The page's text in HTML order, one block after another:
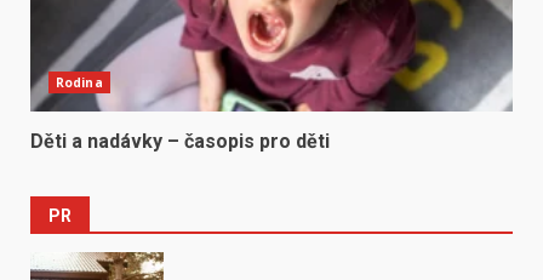
Rodina
Děti a nadávky – časopis pro děti
PR